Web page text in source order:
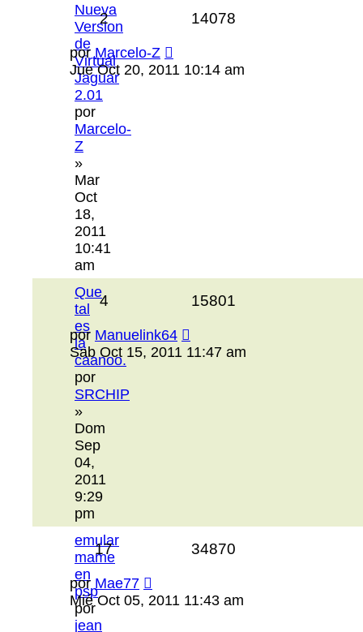
Nueva
Version
de
Virtual
Jaguar
2.01
por
Marcelo-
Z
»
Mar
Oct
18,
2011
10:41
am
2 14078
porMarcelo-Z
Jue Oct 20, 2011 10:14 am
Que
tal
es
la
caanoo.
por
SRCHIP
»
Dom
Sep
04,
2011
9:29
pm
4 15801
por Manuelink64
Sab Oct 15, 2011 11:47 am
emular
mame
en
psp
por
jean
17 34870
por Mae77
Mié Oct 05, 2011 11:43 am